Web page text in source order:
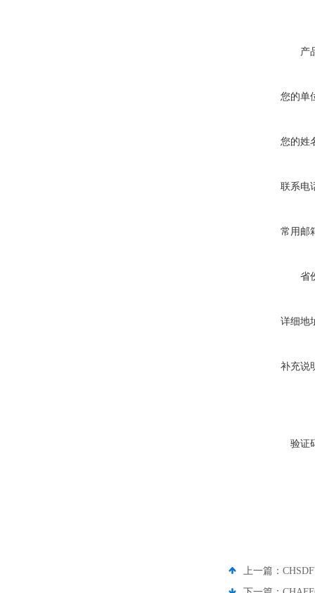
产
您的单
您的姓
联系电
常用邮
省
详细地
补充说
验证
上一篇：